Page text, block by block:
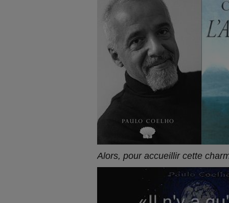
Alors, pour accueillir cette